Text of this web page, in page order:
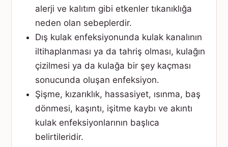
alerji ve kalıtım gibi etkenler tıkanıklığa
neden olan sebeplerdir.
Dış kulak enfeksiyonunda kulak kanalının
iltihaplanması ya da tahriş olması, kulağın
çizilmesi ya da kulağa bir şey kaçması
sonucunda oluşan enfeksiyon.
Şişme, kızarıklık, hassasiyet, ısınma, baş
dönmesi, kaşıntı, işitme kaybı ve akıntı
kulak enfeksiyonlarının başlıca
belirtileridir.